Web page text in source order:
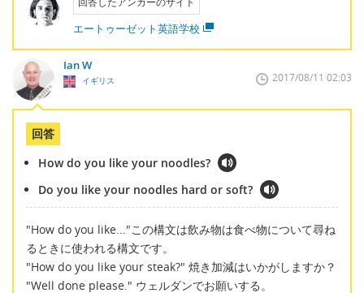
エートゥーゼット英語学校
Ian W
イギリス 2017/08/11 02:03
回答
How do you like your noodles?
Do you like your noodles hard or soft?
"How do you like..."この構文は飲み物は食べ物について尋ね
るときに使われる構文です。
"How do you like your steak?" 焼き加減はいかがしますか？
"Well done please." ウェルダンでお願いする。